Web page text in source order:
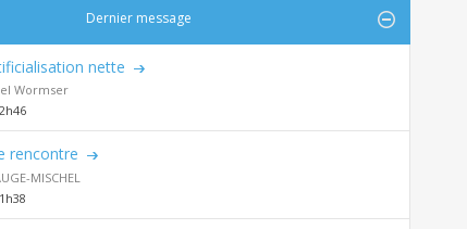
Dernier message
nette
Wormser
rencontre
MISCHEL